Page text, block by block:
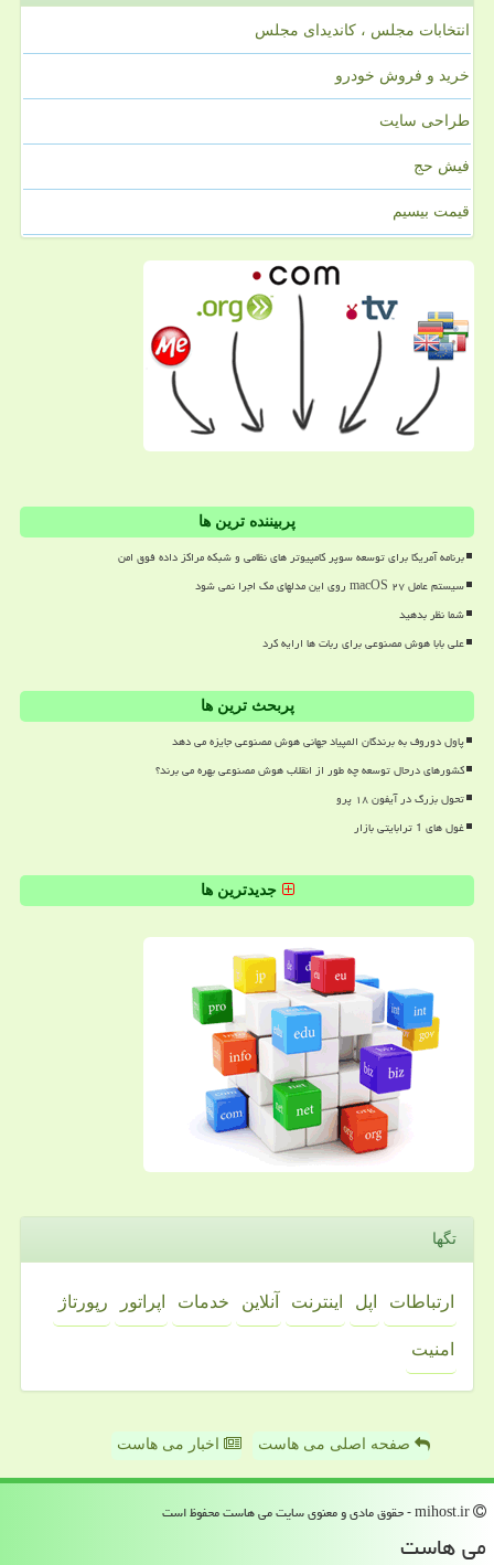
انتخابات مجلس ، کاندیدای مجلس
خرید و فروش خودرو
طراحی سایت
فیش حج
قیمت بیسیم
پربیننده ترین ها
برنامه آمریکا برای توسعه سوپر کامپیوتر های نظامی و شبکه مراکز داده فوق امن
سیستم عامل macOS ۲۷ روی این مدلهای مک اجرا نمی شود
شما نظر بدهید
علی بابا هوش مصنوعی برای ربات ها ارایه کرد
پربحث ترین ها
پاول دوروف به برندگان المپیاد جهانی هوش مصنوعی جایزه می دهد
کشورهای درحال توسعه چه طور از انقلاب هوش مصنوعی بهره می برند؟
تحول بزرگ در آیفون ۱۸ پرو
غول های 1 ترابایتی بازار
جدیدترین ها
تگها
ارتباطات اپل اینترنت آنلاین خدمات اپراتور رپورتاژ
امنیت
صفحه اصلی می هاست اخبار می هاست
می هاست